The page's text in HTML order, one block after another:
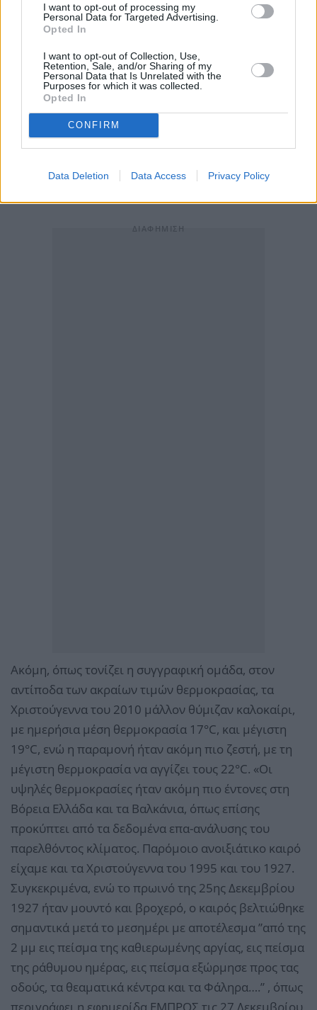
I want to opt-out of processing my
Personal Data for Targeted Advertising.
Opted In
I want to opt-out of Collection, Use,
Retention, Sale, and/or Sharing of my
Personal Data that Is Unrelated with the
Purposes for which it was collected.
Opted In
CONFIRM
Data Deletion Data Access Privacy Policy
παρατηρήσεις των περιφερειακών σταθμών που
διατηρούσε το Εθνικό Αστεροσκοπείο στις αρχές του
20ου αιώνα (Δίκτυο Αιγινήτη). Στη Σύρο, για
παράδειγμα, η μέγιστη θερμοκρασία που
καταγράφηκε ανήμερα των Χριστούγεννων του 1909
είναι 9°C, ενώ στην Λαμία η μέγιστη θερμοκρασία
δεν ξεπέρασε τους 4°C, ενώ σημειώθηκαν αρνητικές
τιμές τις βραδινές ώρες (-2°C), αλλά χωρίς
ταυτόχρονη χιονόπτωση», υπογραμμίζει το
Aκόμη, όπως τονίζει η συγγραφική ομάδα, στον
αντίποδα των ακραίων τιμών θερμοκρασίας, τα
Χριστούγεννα του 2010 μάλλον θύμιζαν καλοκαίρι,
με ημερήσια μέση θερμοκρασία 17°C, και μέγιστη
19°C, ενώ η παραμονή ήταν ακόμη πιο ζεστή, με τη
μέγιστη θερμοκρασία να αγγίζει τους 22°C. «Οι
υψηλές θερμοκρασίες ήταν ακόμη πιο έντονες στη
Βόρεια Ελλάδα και τα Βαλκάνια, όπως επίσης
προκύπτει από τα δεδομένα επα-ανάλυσης του
παρελθόντος κλίματος. Παρόμοιο ανοιξιάτικο καιρό
είχαμε και τα Χριστούγεννα του 1995 και του 1927.
Συγκεκριμένα, ενώ το πρωινό της 25ης Δεκεμβρίου
1927 ήταν μουντό και βροχερό, ο καιρός βελτιώθηκε
σημαντικά μετά το μεσημέρι με αποτέλεσμα ”από της
2 μμ εις πείσμα της καθιερωμένης αργίας, εις πείσμα
της ράθυμου ημέρας, εις πείσμα εξώρμησε προς τας
οδούς, τα θεαματικά κέντρα και τα Φάληρα….” , όπως
περιγράφει η εφημερίδα ΕΜΠΡΟΣ τις 27 Δεκεμβρίου